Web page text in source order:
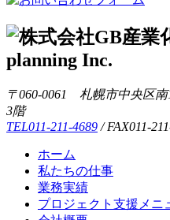
〒060-0061 札幌市中央区
3階
TEL011-211-4689 /FAX011-
ホーム
私たちの仕事
業務実績
プロジェクト支援メニ